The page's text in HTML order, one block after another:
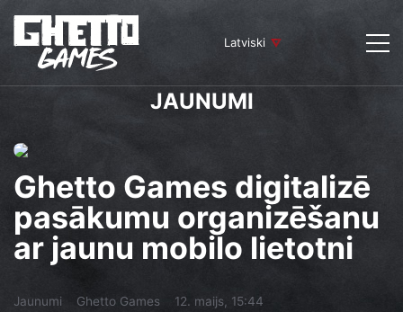
Latviski
JAUNUMI
Ghetto Games digitalizē
pasākumu organizēšanu
ar jaunu mobilo lietotni
Jaunumi Ghetto Games 12. maijs, 15:44